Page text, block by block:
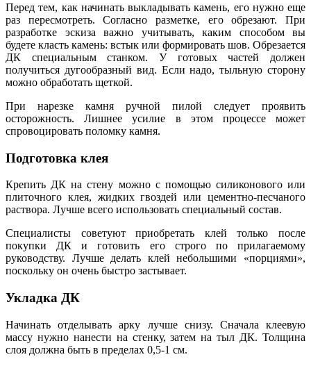
Перед тем, как начинать выкладывать камень, его нужно еще
раз пересмотреть. Согласно разметке, его обрезают. При
разработке эскиза важно учитывать, каким способом вы
будете класть камень: встык или формировать шов. Обрезается
ДК специальным станком. У готовых частей должен
получиться дугообразный вид. Если надо, тыльную сторону
можно обработать щеткой.
При нарезке камня ручной пилой следует проявить
осторожность. Лишнее усилие в этом процессе может
спровоцировать поломку камня.
Подготовка клея
Крепить ДК на стену можно с помощью силиконового или
плиточного клея, жидких гвоздей или цементно-песчаного
раствора. Лучше всего использовать специальный состав.
Специалисты советуют приобретать клей только после
покупки ДК и готовить его строго по прилагаемому
руководству. Лучше делать клей небольшими «порциями»,
поскольку он очень быстро застывает.
Укладка ДК
Начинать отделывать арку лучше снизу. Сначала клеевую
массу нужно нанести на стенку, затем на тыл ДК. Толщина
слоя должна быть в пределах 0,5-1 см.